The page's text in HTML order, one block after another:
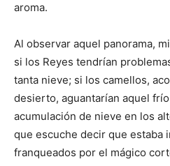
aroma.
Al observar aquel panorama,
si los Reyes tendrían
tanta nieve; si los camellos,
desierto, aguantarían aquel
acumulación de nieve en los
que escuche decir que estaba
franqueados por el mágico